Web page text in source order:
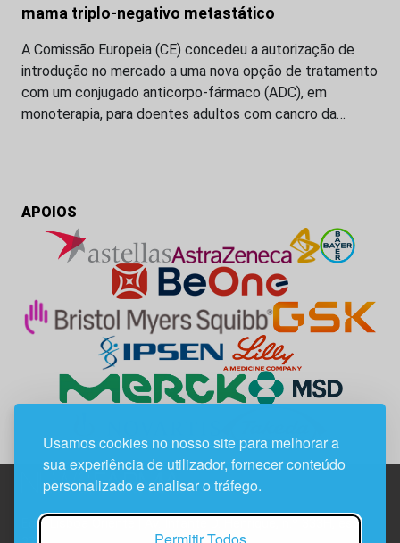
Usamos cookies no nosso site para melhorar a
sua experiência de utilizador, fornecer conteúdo
personalizado e analisar o tráfego.
mama triplo-negativo metastático
A Comissão Europeia (CE) concedeu a autorização de
introdução no mercado a uma nova opção de tratamento
com um conjugado anticorpo-fármaco (ADC), em
monoterapia, para doentes adultos com cancro da…
APOIOS
Edif. Lisboa Oriente | Av. Infante D. Henrique, n.º 333H, esc.